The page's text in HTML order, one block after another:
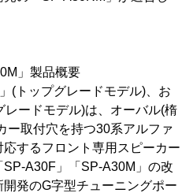
」製品概要
(トップグレードモデル)、お
レードモデル)は、オーバル(楕
ー取付穴を持つ30系アルファ
するフロント専用スピーカー
A30F」「SP-A30M」の改
発のG字型チューニングポー